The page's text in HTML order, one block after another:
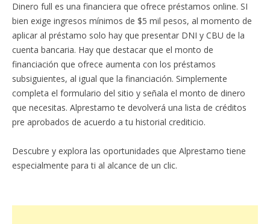
Dinero full es una financiera que ofrece préstamos online. SI
bien exige ingresos mínimos de $5 mil pesos, al momento de
aplicar al préstamo solo hay que presentar DNI y CBU de la
cuenta bancaria. Hay que destacar que el monto de
financiación que ofrece aumenta con los préstamos
subsiguientes, al igual que la financiación. Simplemente
completa el formulario del sitio y señala el monto de dinero
que necesitas. Alprestamo te devolverá una lista de créditos
pre aprobados de acuerdo a tu historial crediticio.
Descubre y explora las oportunidades que Alprestamo tiene
especialmente para ti al alcance de un clic.